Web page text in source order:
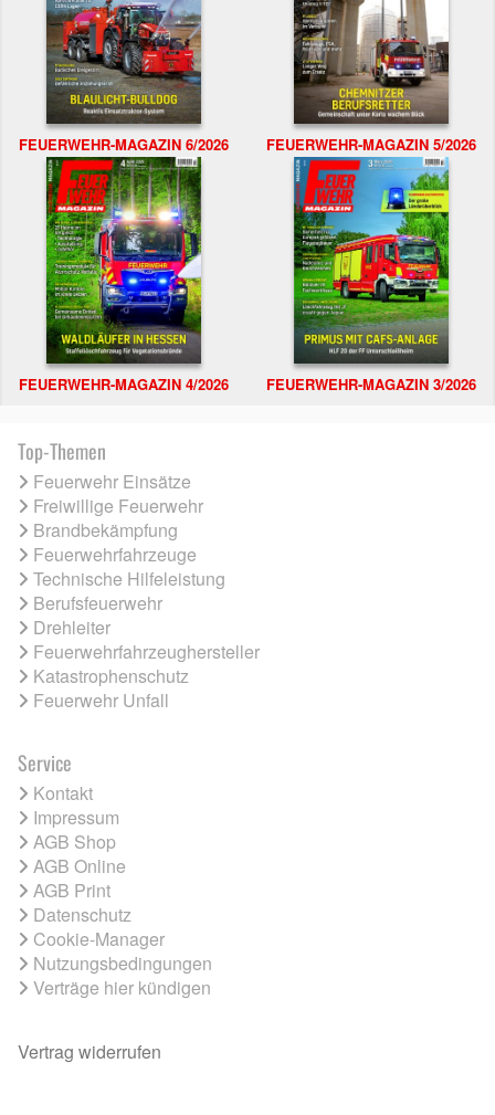
FEUERWEHR-MAGAZIN 6/2026 FEUERWEHR-MAGAZIN 5/2026
FEUERWEHR-MAGAZIN 4/2026 FEUERWEHR-MAGAZIN 3/2026
Top-Themen
Feuerwehr Einsätze
Freiwillige Feuerwehr
Brandbekämpfung
Feuerwehrfahrzeuge
Technische Hilfeleistung
Berufsfeuerwehr
Drehleiter
Feuerwehrfahrzeughersteller
Katastrophenschutz
Feuerwehr Unfall
Service
Kontakt
Impressum
AGB Shop
AGB Online
AGB Print
Datenschutz
Cookie-Manager
Nutzungsbedingungen
Verträge hier kündigen
Vertrag widerrufen